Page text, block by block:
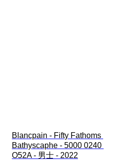
Blancpain - Fifty Fathoms
Bathyscaphe - 5000 0240
O52A - 男士 - 2022